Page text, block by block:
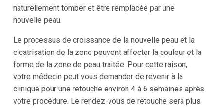
naturellement tomber et être remplacée par une
nouvelle peau.
Le processus de croissance de la nouvelle peau et la
cicatrisation de la zone peuvent affecter la couleur et la
forme de la zone de peau traitée. Pour cette raison,
votre médecin peut vous demander de revenir à la
clinique pour une retouche environ 4 à 6 semaines après
votre procédure. Le rendez-vous de retouche sera plus